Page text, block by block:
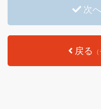
次へ
戻る